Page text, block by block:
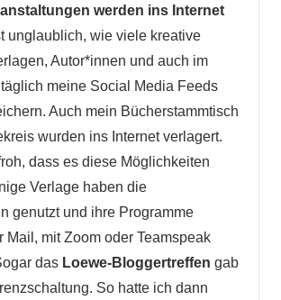
werden ins Internet
unglaublich, wie viele kreative
Autor*innen und auch im
meine Social Media Feeds
Auch mein Bücherstammtisch
wurden ins Internet verlagert.
dass es diese Möglichkeiten
Verlage haben die
genutzt und ihre Programme
Mail, mit Zoom oder Teamspeak
das Loewe-Bloggertreffen gab
So hatte ich dann